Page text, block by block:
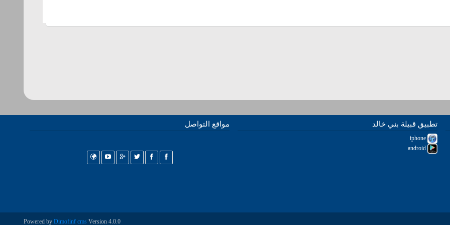
تطبيق قبيلة بني خالد مواقع التواصل
Powered by Dimofinf cms Version 4.0.0